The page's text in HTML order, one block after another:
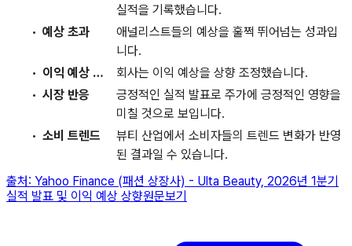
실적을 기록했습니다.
예상 초과
애널리스트들의 예상을 훌쩍 뛰어넘는 성과입
니다.
이익 예상 상향
회사는 이익 예상을 상향 조정했습니다.
시장 반응
긍정적인 실적 발표로 주가에 긍정적인 영향을
미칠 것으로 보입니다.
소비 트렌드
뷰티 산업에서 소비자들의 트렌드 변화가 반영
된 결과일 수 있습니다.
출처: Yahoo Finance (패션 상장사) - Ulta Beauty, 2026년 1분기
실적 발표 및 이익 예상 상향원문보기